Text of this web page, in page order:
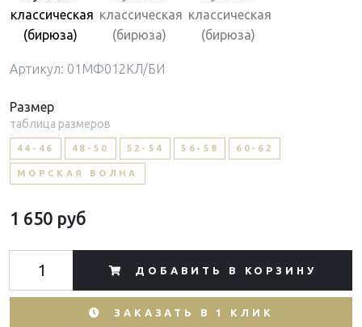
Артикул: 01МФ012КЛ/БИ
Размер
таблица размеров
44-46 48-50 52-54 56-58 60-62
МОРСКАЯ ВОЛНА
1 650 руб
ДОБАВИТЬ В КОРЗИНУ
ЗАКАЗАТЬ В 1 КЛИК